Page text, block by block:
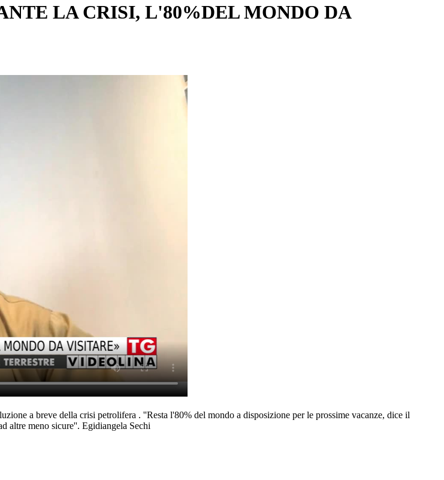
LA CRISI, L'80%DEL MONDO DA
a breve della crisi petrolifera . ''Resta l'80% del mondo a disposizione per le prossime vacanze, dice il
altre meno sicure''. Egidiangela Sechi